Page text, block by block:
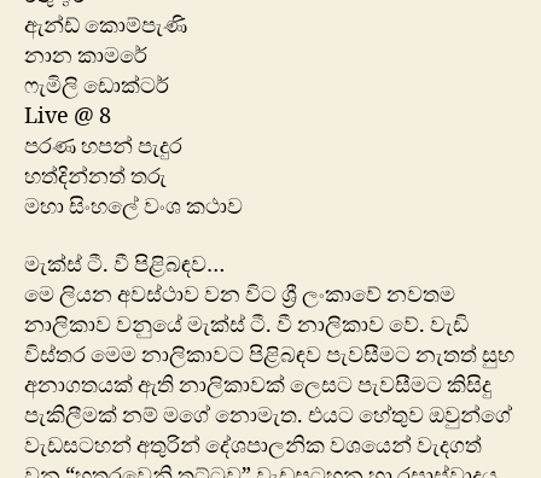
ඇන්ඩ් කොම්පැණි
නාන කාමරේ
ෆැමිලි ඩොක්ටර්
Live @ 8
පරණ හපන් පැදුර
හත්දින්නත් තරු
මහා සිංහලේ වංශ කථාව
මැක්ස් ටී. වී පිළිබඳව…
මෙ ලියන අවස්ථාව වන විට ශ්‍රී ලංකාවේ නවතම
නාලිකාව වනුයේ මැක්ස් ටී. වී නාලිකාව වේ. වැඩි
විස්තර මෙම නාලිකාවට පිළිබඳව පැවසීමට නැතත් සුභ
අනාගතයක් ඇති නාලිකාවක් ලෙසට පැවසීමට කිසිදු
පැකිලීමක් නම් මගේ නොමැත. එයට හේතුව ඔවුන්ගේ
වැඩසටහන් අතුරින් දේශපාලනික වශයෙන් වැදගත්